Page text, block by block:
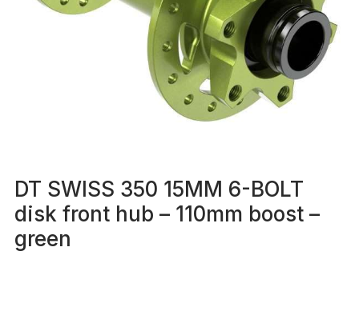
DT SWISS 350 15MM 6-BOLT
disk front hub – 110mm boost –
green